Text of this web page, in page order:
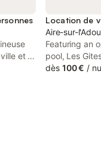
et le
Entrée
et
Aire-sur-
Featuring an
pool, Les
home
dès 100 € /